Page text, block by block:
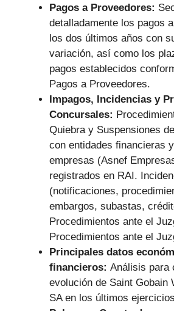
Pagos a Proveedores:
detalladamente los pagos
los dos últimos años con
variación, así como los
pagos establecidos
Pagos a Proveedores.
Impagos, Incidencias y
Concursales:
Quiebra y Suspensiones
con entidades financieras
empresas (Asnef
registrados en RAI.
(notificaciones,
embargos, subastas,
Procedimientos ante el
Procedimientos ante el
Principales datos
financieros: Análisis para
evolución de Saint Gobain
SA en los últimos